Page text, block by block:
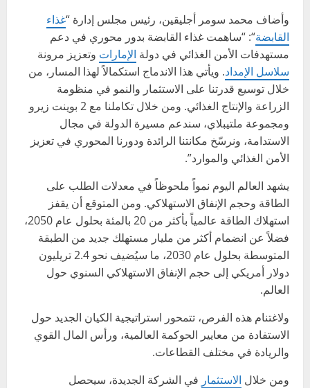
وأضاف محمد سومر أجليقين، رئيس مجلس إدارة “غذاء
القابضة“: “ساهمت غذاء القابضة بدور محوري في دعم
مستهدفات الأمن الغذائي في دولة الإمارات وتعزيز مرونة
سلاسل الإمداد. ويأتي هذا الاندماج استكمالاً لهذا المسار، من
خلال توسيع قدرتنا على الاستثمار والنمو في منظومة
الزراعة والإنتاج الغذائي. ومن خلال تكاملنا مع 2 بوينت زيرو
ومجموعة ملتيبلاي، سندعم مسيرة الدولة في مجال
الاستدامة، ونرسّخ مكانتنا الرائدة ودورنا المحوري في تعزيز
الأمن الغذائي والموارد”.
يشهد العالم اليوم نمواً ملحوظاً في معدلات الطلب على
الطاقة وحجم الإنفاق الاستهلاكي. ومن المتوقع أن يقفز
استهلاك الطاقة عالمياً بأكثر من 20 بالمئة بحلول عام 2050،
فضلاً عن انضمام أكثر من مليار مستهلك جديد من الطبقة
المتوسطة بحلول عام 2030، ما سيُضيف نحو 2.4 تريليون
دولار أمريكي إلى حجم الإنفاق الاستهلاكي السنوي حول
العالم.
ولاغتنام هذه الفرص، تتمحور استراتيجية الكيان الجديد حول
الاستفادة من معايير الحوكمة العالمية، ورأس المال القوي
والريادة في مختلف القطاعات.
ومن خلال الاستثمار في الشركة الجديدة، سيحصل